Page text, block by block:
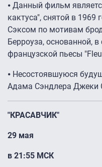
⦁ Данный фильм
кактуса", снятой в
Сэксом по мотивам
Берроуза, основанной,
французской пьесы
⦁ Несостоявшуюся
Адама Сэндлера Джеки
"КРАСАВЧИК"
29 мая
в 21:55 МСК